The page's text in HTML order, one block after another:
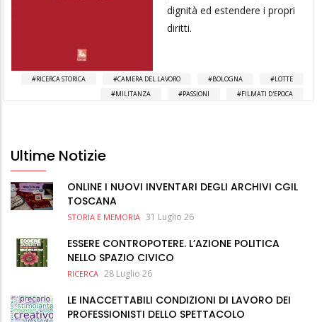
dignità ed estendere i propri
diritti.
RICERCA STORICA CAMERA DEL LAVORO BOLOGNA
LOTTE
MILITANZA
PASSIONI FILMATI D'EPOCA
Ultime Notizie
ONLINE I NUOVI INVENTARI DEGLI ARCHIVI CGIL
TOSCANA
STORIA E MEMORIA 31 Luglio 26
ESSERE CONTROPOTERE. L’AZIONE POLITICA
NELLO SPAZIO CIVICO
RICERCA 28 Luglio 26
LE INACCETTABILI CONDIZIONI DI LAVORO DEI
PROFESSIONISTI DELLO SPETTACOLO